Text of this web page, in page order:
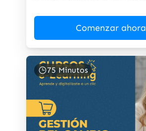
Comenzar ahora
75 Minutos